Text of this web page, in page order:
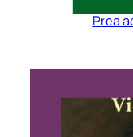
Prea